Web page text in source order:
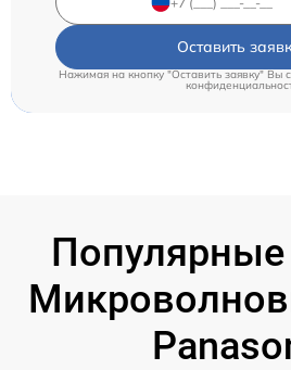
Оставить
Нажимая на кнопку "Оставить заявку" Вы